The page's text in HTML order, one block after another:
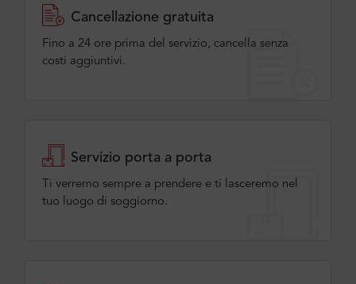
Cancellazione gratuita
Fino a 24 ore prima del servizio, cancella senza
costi aggiuntivi.
Servizio porta a porta
Ti verremo sempre a prendere e ti lasceremo nel
tuo luogo di soggiorno.